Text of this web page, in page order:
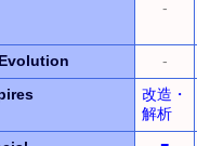
-
-
改造・
解析